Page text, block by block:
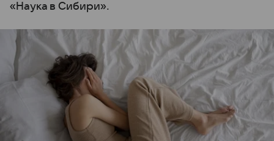
«Наука в Сибири».